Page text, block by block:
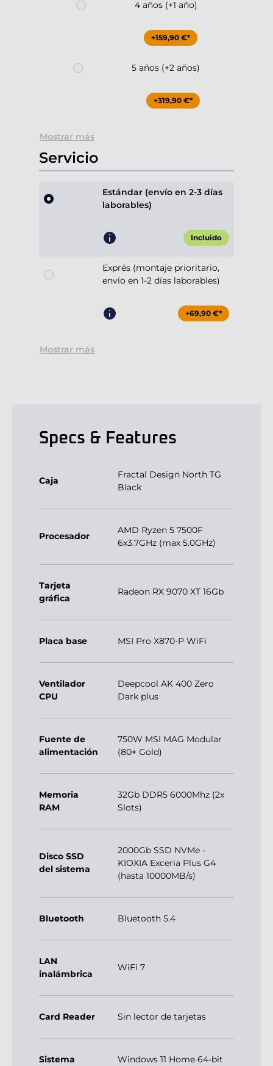
4 años (+1 año)
+159,90 €*
5 años (+2 años)
+319,90 €*
Mostrar más
Servicio
Estándar (envío en 2-3 días
laborables)
Incluido
Exprés (montaje prioritario,
envío en 1-2 días laborables)
+69,90 €*
Mostrar más
Specs & Features
Caja
Fractal Design North TG
Black
Procesador
AMD Ryzen 5 7500F
6x3.7GHz (max 5.0GHz)
Tarjeta
gráfica
Radeon RX 9070 XT 16Gb
Placa base MSI Pro X870-P WiFi
Ventilador
CPU
Deepcool AK 400 Zero
Dark plus
Fuente de
alimentación
750W MSI MAG Modular
(80+ Gold)
Memoria
RAM
32Gb DDR5 6000Mhz (2x
Slots)
Disco SSD
del sistema
2000Gb SSD NVMe -
KIOXIA Exceria Plus G4
(hasta 10000MB/s)
Bluetooth Bluetooth 5.4
LAN
inalámbrica
WiFi 7
Card Reader Sin lector de tarjetas
Sistema
Windows 11 Home 64-bit